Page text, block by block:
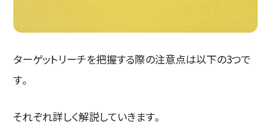
ターゲットリーチを把握する際の注意点は以下の3つで
す。
それぞれ詳しく解説していきます。